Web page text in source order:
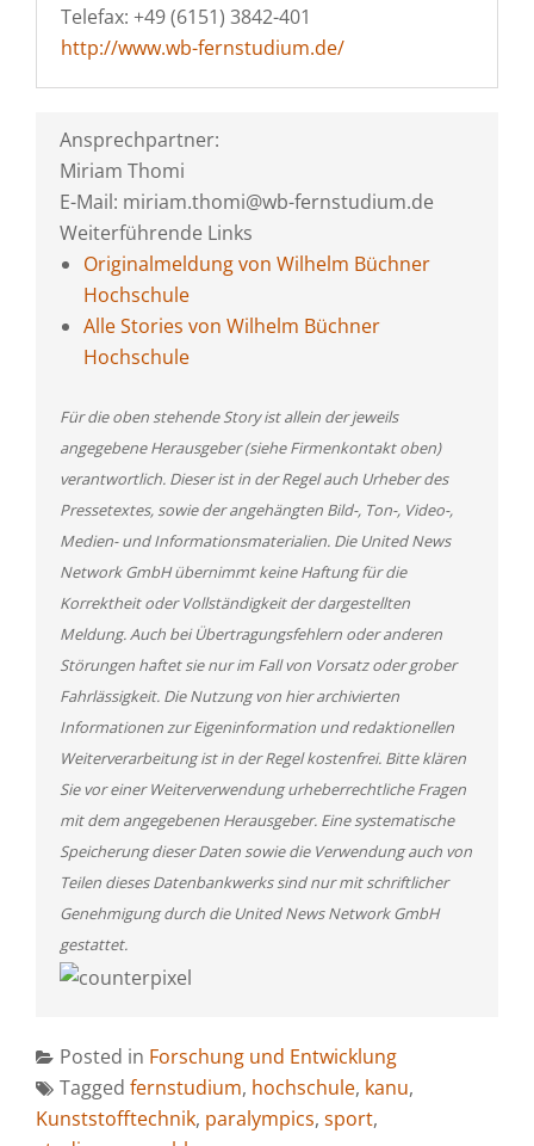
Telefax: +49 (6151) 3842-401
http://www.wb-fernstudium.de/
Ansprechpartner:
Miriam Thomi
E-Mail: miriam.thomi@wb-fernstudium.de
Weiterführende Links
Originalmeldung von Wilhelm Büchner
Hochschule
Alle Stories von Wilhelm Büchner
Hochschule
Für die oben stehende Story ist allein der jeweils
angegebene Herausgeber (siehe Firmenkontakt oben)
verantwortlich. Dieser ist in der Regel auch Urheber des
Pressetextes, sowie der angehängten Bild-, Ton-, Video-,
Medien- und Informationsmaterialien. Die United News
Network GmbH übernimmt keine Haftung für die
Korrektheit oder Vollständigkeit der dargestellten
Meldung. Auch bei Übertragungsfehlern oder anderen
Störungen haftet sie nur im Fall von Vorsatz oder grober
Fahrlässigkeit. Die Nutzung von hier archivierten
Informationen zur Eigeninformation und redaktionellen
Weiterverarbeitung ist in der Regel kostenfrei. Bitte klären
Sie vor einer Weiterverwendung urheberrechtliche Fragen
mit dem angegebenen Herausgeber. Eine systematische
Speicherung dieser Daten sowie die Verwendung auch von
Teilen dieses Datenbankwerks sind nur mit schriftlicher
Genehmigung durch die United News Network GmbH
gestattet.
Posted in Forschung und Entwicklung
Tagged fernstudium, hochschule, kanu,
Kunststofftechnik, paralympics, sport,